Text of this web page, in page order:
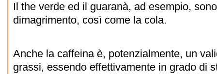
Il the verde ed il guaranà, ad esempio,
dimagrimento, così come la cola.
Anche la caffeina è, potenzialmente, un
grassi, essendo effettivamente in grado di